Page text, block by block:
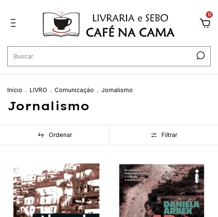
0
Início . LIVRO . Comunicação . Jornalismo
Jornalismo
Ordenar Filtrar